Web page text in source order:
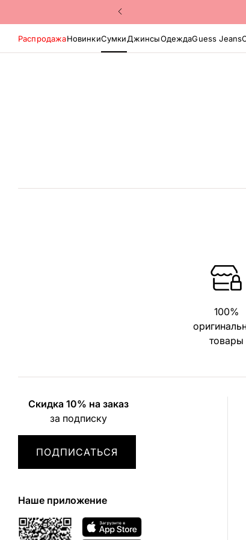
РаспродажаНовинкиСумкиДжинсыОдеждаGuess Jeans
100%
товары
Скидка 10% на заказ
за подписку
ПОДПИСАТЬСЯ
Наше приложение